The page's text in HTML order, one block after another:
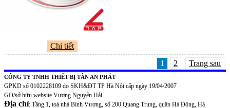
Chi tiết
1
2 Trang sau
CÔNG TY TNHH THIẾT BỊ TÂN AN PHÁT
GPKD số 0102228109 do SKH&ĐT TP Hà Nội cấp ngày 19/04/2007
GĐ/sở hữu website Vương Nguyễn Hải
Địa chỉ: Tầng 1, toà nhà Bình Vượng, số 200 Quang Trung, quận Hà Đông, Hà